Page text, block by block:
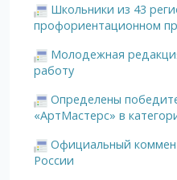
Школьники из 43
профориентационном
Молодежная
работу
Определены
«АртМастерс» в
Официальный
России